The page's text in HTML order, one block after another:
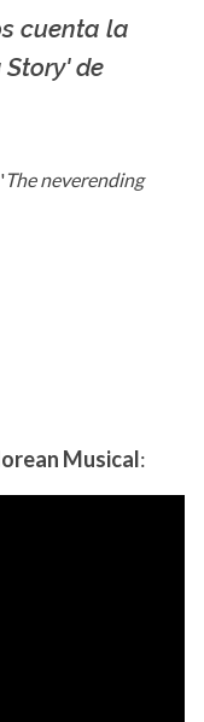
La X Más Música
cuenta la
de
The neverending
Musical: